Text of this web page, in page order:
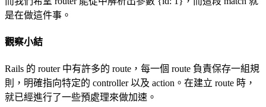
是在做這件事。
觀察小結
Rails 的 router 中有許多的 route，每一個 route 負責保存一組規
則，明確指向特定的 controller 以及 action。在建立 route 時，
就已經進行了一些預處理來做加速。